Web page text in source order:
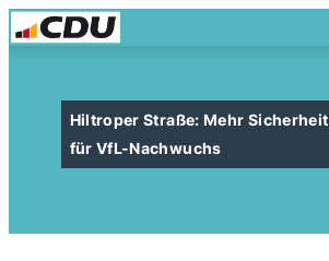
Hiltroper Straße: Mehr Sicherheit
für VfL-Nachwuchs